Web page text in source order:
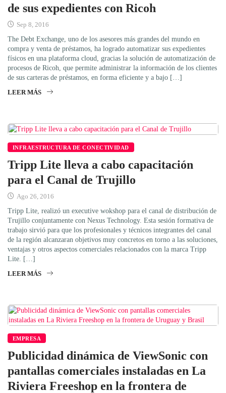
de sus expedientes con Ricoh
Sep 8, 2016
The Debt Exchange, uno de los asesores más grandes del mundo en
compra y venta de préstamos, ha logrado automatizar sus expedientes
físicos en una plataforma cloud, gracias la solución de automatización de
procesos de Ricoh, que permite administrar la información de los clientes
de sus carteras de préstamos, en forma eficiente y a bajo […]
LEER MÁS
INFRAESTRUCTURA DE CONECTIVIDAD
Tripp Lite lleva a cabo capacitación
para el Canal de Trujillo
Ago 26, 2016
Tripp Lite, realizó un executive wokshop para el canal de distribución de
Trujillo conjuntamente con Nexus Technology. Esta sesión formativa de
trabajo sirvió para que los profesionales y técnicos integrantes del canal
de la región alcanzaran objetivos muy concretos en torno a las soluciones,
ventajas y otros aspectos comerciales relacionados con la marca Tripp
Lite. […]
LEER MÁS
EMPRESA
Publicidad dinámica de ViewSonic con
pantallas comerciales instaladas en La
Riviera Freeshop en la frontera de